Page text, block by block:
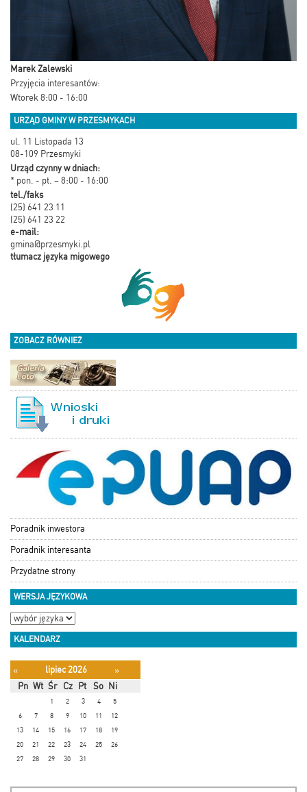
Marek Zalewski
Przyjęcia interesantów:
Wtorek 8:00 - 16:00
URZĄD GMINY W PRZESMYKACH
ul. 11 Listopada 13
08-109 Przesmyki
Urząd czynny w dniach:
* pon. - pt. – 8:00 - 16:00
tel./faks
(25) 641 23 11
(25) 641 23 22
e-mail:
gmina@przesmyki.pl
tłumacz języka migowego
ZOBACZ RÓWNIEŻ
Poradnik inwestora
Poradnik interesanta
Przydatne strony
WERSJA JĘZYKOWA
KALENDARZ
« lipiec 2026
»
Pn Wt Śr Cz Pt So Ni
1 2 3 4
5
6
7 8 9 10 11
12
13
14 15 16 17 18
19
20
21 22 23 24 25
26
27
28 29 30 31